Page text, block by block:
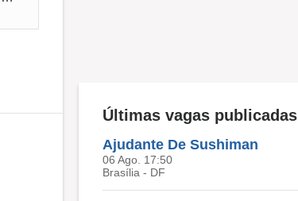
Últimas vagas publicadas
Ajudante De Sushiman
06 Ago. 17:50
Brasília - DF